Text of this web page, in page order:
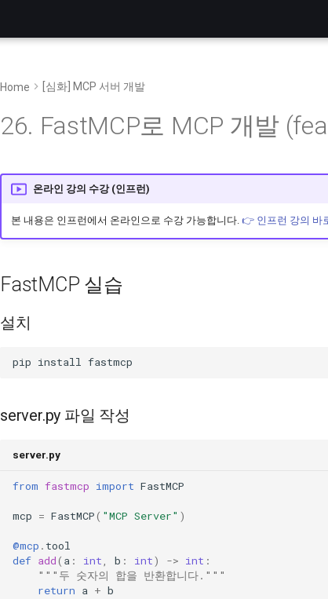
Home [심화] MCP 서버 개발
26. FastMCP로 MCP 개발
온라인 강의 수강 (인프런)
본 내용은 인프런에서 온라인으로 수강 가능합니다. 👉 인프런 강의 바
FastMCP 실습
설치
pip install
server.py 파일 작성
server.py
from fastmcp import FastMCP
mcp = FastMCP( "MCP Server" )
@mcp . tool
def add( a : int, b : int) -> int :
"""두 숫자의 합을 반환합니다."""
return a + b